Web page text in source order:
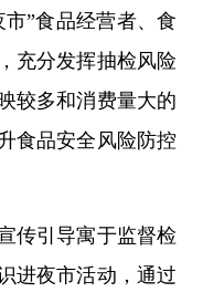
市”食品经营者、食
充分发挥抽检风险
较多和消费量大的
食品安全风险防控
传引导寓于监督检
进夜市活动，通过